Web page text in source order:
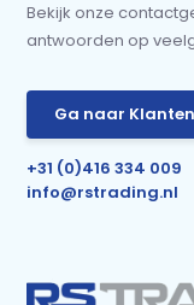
Bekijk onze
antwoorden op
Ga naar
+31 (0)416 334 009
info@rstrading.nl